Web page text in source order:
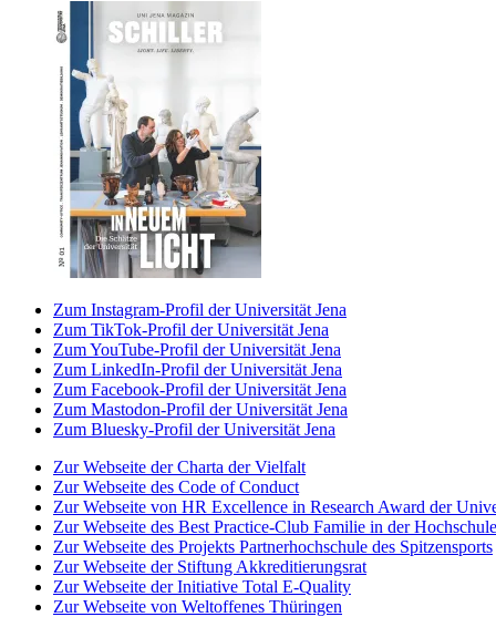
Zum Instagram-Profil der Universität Jena
Zum TikTok-Profil der Universität Jena
Zum YouTube-Profil der Universität Jena
Zum LinkedIn-Profil der Universität Jena
Zum Facebook-Profil der Universität Jena
Zum Mastodon-Profil der Universität Jena
Zum Bluesky-Profil der Universität Jena
Zur Webseite der Charta der Vielfalt
Zur Webseite des Code of Conduct
Zur Webseite von HR Excellence in Research Award der
Zur Webseite des Best Practice-Club Familie in der Hochschule
Zur Webseite des Projekts Partnerhochschule des Spitzensports
Zur Webseite der Stiftung Akkreditierungsrat
Zur Webseite der Initiative Total E-Quality
Zur Webseite von Weltoffenes Thüringen